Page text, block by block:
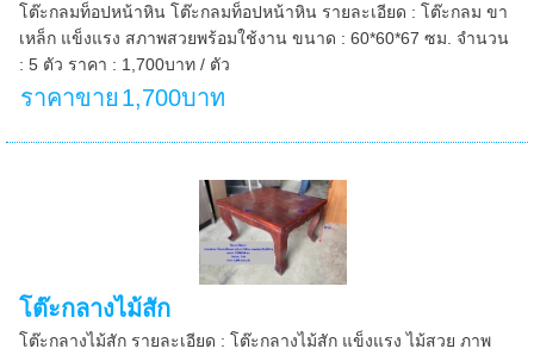
โต๊ะกลมท็อปหน้าหิน โต๊ะกลมท็อปหน้าหิน รายละเอียด : โต๊ะกลม ขา
เหล็ก แข็งแรง สภาพสวยพร้อมใช้งาน ขนาด : 60*60*67 ซม. จำนวน
: 5 ตัว ราคา : 1,700บาท / ตัว
ราคาขาย 1,700บาท
โต๊ะกลางไม้สัก
โต๊ะกลางไม้สัก รายละเอียด : โต๊ะกลางไม้สัก แข็งแรง ไม้สวย ภาพ